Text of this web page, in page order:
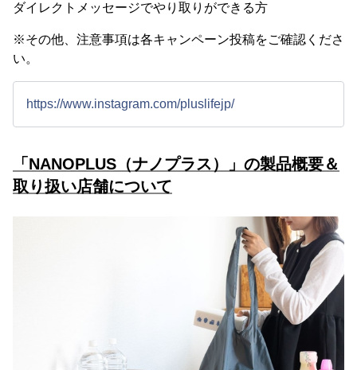
ダイレクトメッセージでやり取りができる方
※その他、注意事項は各キャンペーン投稿をご確認くださ
い。
https://www.instagram.com/pluslifejp/
「NANOPLUS（ナノプラス）」の製品概要＆
取り扱い店舗について